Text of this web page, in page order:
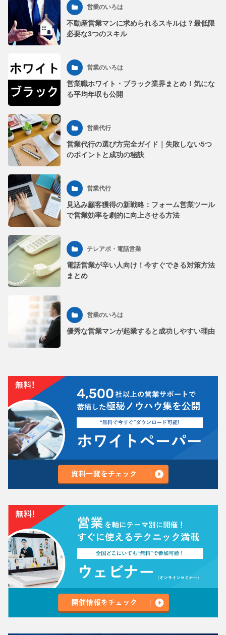
営業のいろは
不動産営業マンに求められるスキルは？最低限
必要な3つのスキル
営業のいろは
営業職ホワイト・ブラック業界まとめ！気にな
る平均年収も公開
営業代行
営業代行の選び方完全ガイド｜失敗しない5つ
のポイントと成功の秘訣
営業代行
見込み顧客獲得の新戦略：フォーム営業ツール
で営業効率を劇的に向上させる方法
テレアポ・電話営業
電話営業が辛い人向け！今すぐできる対策方法
まとめ
営業のいろは
優秀な営業マンが起業すると成功しやすい理由